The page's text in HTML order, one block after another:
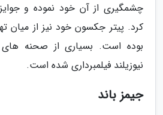
چشمگیری از آن خود نموده و
کرد. پیتر جکسون خود نیز از میان
بوده است. بسیاری از صحنه
نیوزیلند فیلمبرداری شده است.
جیمز باند